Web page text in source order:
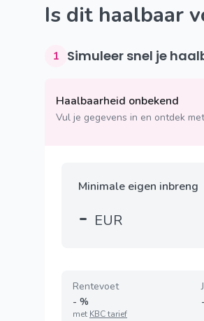
Is dit haalbaar
1 Simuleer snel je
Haalbaarheid onbekend
Vul je gegevens in en ontdek
Minimale eigen inbreng
- EUR
Rentevoet
- %
met KBC tarief
-